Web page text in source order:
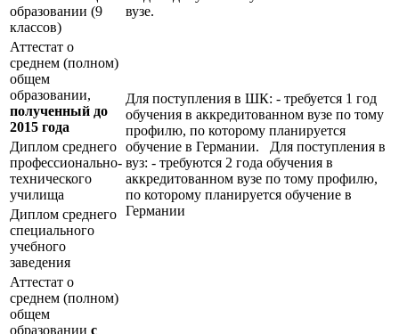
образовании (9
классов)
вузе.
Аттестат о
среднем (полном)
общем
образовании,
полученный до
2015 года
Для поступления в ШК: - требуется 1 год
обучения в аккредитованном вузе по тому
профилю, по которому планируется
обучение в Германии. Для поступления в
вуз: - требуются 2 года обучения в
аккредитованном вузе по тому профилю,
по которому планируется обучение в
Германии
Диплом среднего
профессионально-
технического
училища
Диплом среднего
специального
учебного
заведения
Аттестат о
среднем (полном)
общем
образовании с